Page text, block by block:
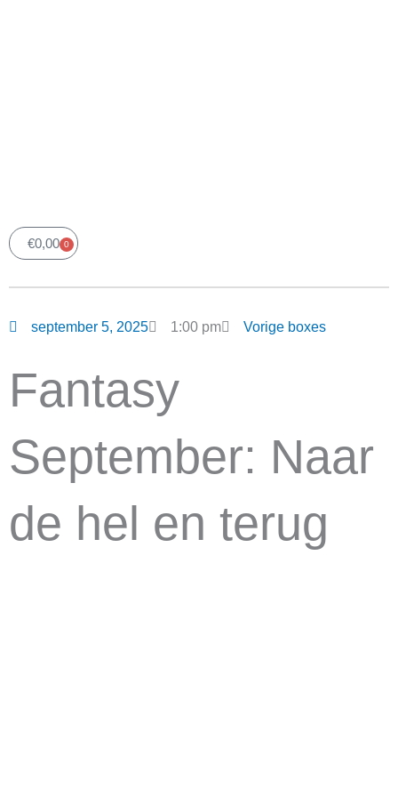
€0,00 0
Winkelwagen
september 5, 2025 1:00 pm Vorige boxes
Fantasy
September: Naar
de hel en terug